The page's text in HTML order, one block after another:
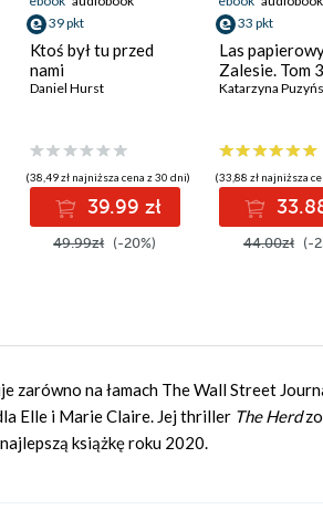
39 pkt
Ktoś był tu przed
nami
Daniel Hurst
(38,49 zł najniższa cena z 30 dni)
39.99 zł
49.99zł (-20%)
33 pkt
Las
Zalesie. Tom 3
Katarzyna
(33,88 zł najniższa
44.00zł (-
zarówno na łamach The Wall Street
Elle i Marie Claire. Jej thriller The Herd
książkę roku 2020.